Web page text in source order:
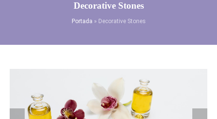
Decorative Stones
Portada » Decorative Stones